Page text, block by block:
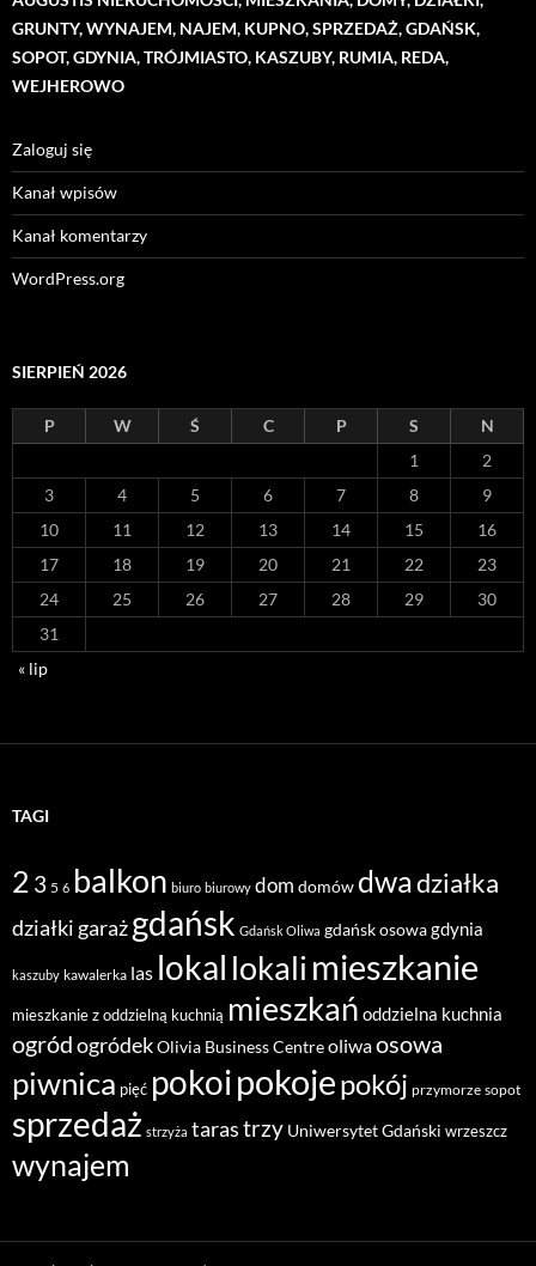
GRUNTY, WYNAJEM, NAJEM, KUPNO, SPRZEDAŻ, GDAŃSK,
SOPOT, GDYNIA, TRÓJMIASTO, KASZUBY, RUMIA, REDA,
WEJHEROWO
Zaloguj się
Kanał wpisów
Kanał komentarzy
WordPress.org
SIERPIEŃ 2026
P W Ś C P S
N
1
2
3
4 5 6 7 8
9
10
11 12 13 14 15
16
17
18 19 20 21 22
23
24
25 26 27 28 29
30
31
« lip
TAGI
2 3 5 6 balkon biuro biurowy dom domów dwadziałka
działki garażgdańsk Gdańsk Oliwa gdańsk osowagdynia
kaszuby kawalerka las lokal lokalimieszkanie
mieszkanie z oddzielną kuchnią mieszkań oddzielna kuchnia
ogródogródekOlivia Business Centreoliwaosowa
piwnica pięć pokoipokojepokój przymorze sopot
sprzedaż strzyża tarastrzy Uniwersytet Gdański wrzeszcz
wynajem